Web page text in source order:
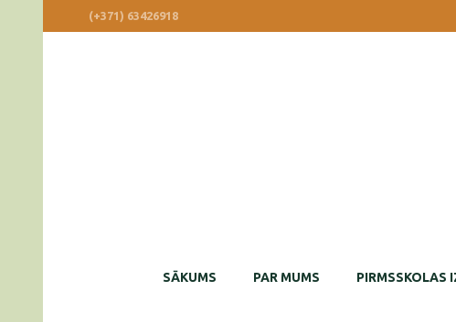
(+371) 63426918
SĀKUMS PAR MUMS PIRMSSKOLAS